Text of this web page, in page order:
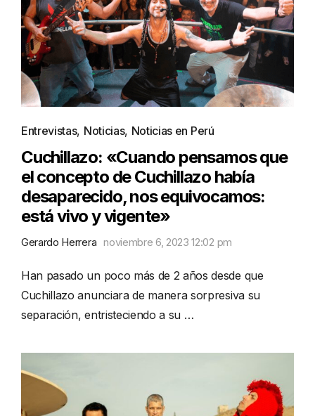
Entrevistas, Noticias, Noticias en Perú
Cuchillazo: «Cuando pensamos que
el concepto de Cuchillazo había
desaparecido, nos equivocamos:
está vivo y vigente»
Gerardo Herrera noviembre 6, 2023 12:02 pm
Han pasado un poco más de 2 años desde que
Cuchillazo anunciara de manera sorpresiva su
separación, entristeciendo a su …